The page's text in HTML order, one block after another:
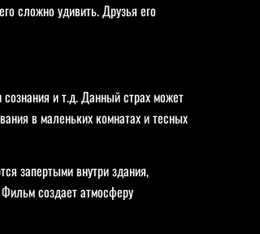
сложно удивить. Друзья его
и т.д. Данный страх может
в маленьких комнатах и тесных
запертыми внутри здания,
создает атмосферу